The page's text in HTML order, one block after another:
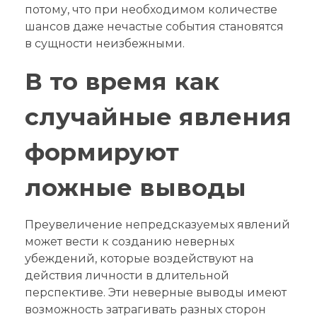
потому, что при необходимом количестве
шансов даже нечастые события становятся
в сущности неизбежными.
В то время как
случайные явления
формируют
ложные выводы
Преувеличение непредсказуемых явлений
может вести к созданию неверных
убеждений, которые воздействуют на
действия личности в длительной
перспективе. Эти неверные выводы имеют
возможность затрагивать разных сторон